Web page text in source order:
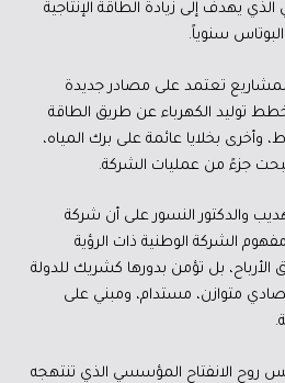
يهدف إلى زيادة الطاقة الإنتاجية
المشاريع تعتمد على مصادر جديدة
توليد الكهرباء عن طريق الطاقة
(30) ميغاواط، وأخرى بخلايا عائمة على برك المياه،
جزءً من عمليات الشركة.
والدكتور النسور على أن شركة
الشركة الوطنية ذات الرؤية
الأرباح، بل تؤمن بدورها كشريك للدولة
متوازن، مستدام، ومبني على
روح الانفتاح المؤسسي الذي تنتهجه